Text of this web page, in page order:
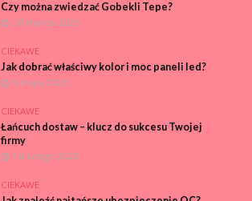
Czy można zwiedzać Gobekli Tepe?
20 marca 2025
CIEKAWE
Jak dobrać właściwy kolor i moc paneli led?
6 maja 2023
CIEKAWE
Łańcuch dostaw – klucz do sukcesu Twojej
firmy
18 lutego 2023
CIEKAWE